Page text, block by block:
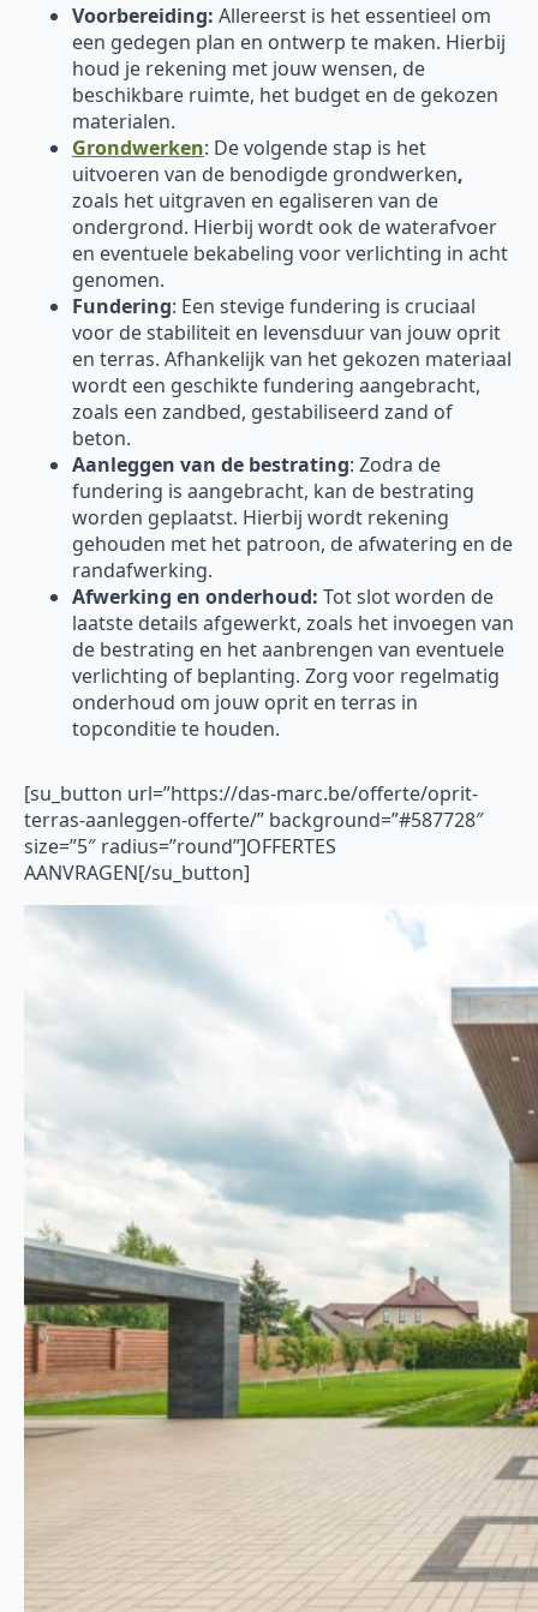
Voorbereiding: Allereerst is het essentieel om
een gedegen plan en ontwerp te maken. Hierbij
houd je rekening met jouw wensen, de
beschikbare ruimte, het budget en de gekozen
materialen.
Grondwerken: De volgende stap is het
uitvoeren van de benodigde grondwerken,
zoals het uitgraven en egaliseren van de
ondergrond. Hierbij wordt ook de waterafvoer
en eventuele bekabeling voor verlichting in acht
genomen.
Fundering: Een stevige fundering is cruciaal
voor de stabiliteit en levensduur van jouw oprit
en terras. Afhankelijk van het gekozen materiaal
wordt een geschikte fundering aangebracht,
zoals een zandbed, gestabiliseerd zand of
beton.
Aanleggen van de bestrating: Zodra de
fundering is aangebracht, kan de bestrating
worden geplaatst. Hierbij wordt rekening
gehouden met het patroon, de afwatering en de
randafwerking.
Afwerking en onderhoud: Tot slot worden de
laatste details afgewerkt, zoals het invoegen van
de bestrating en het aanbrengen van eventuele
verlichting of beplanting. Zorg voor regelmatig
onderhoud om jouw oprit en terras in
topconditie te houden.
[su_button url=”https://das-marc.be/offerte/oprit-
terras-aanleggen-offerte/” background=”#587728″
size=”5″ radius=”round”]OFFERTES
AANVRAGEN[/su_button]